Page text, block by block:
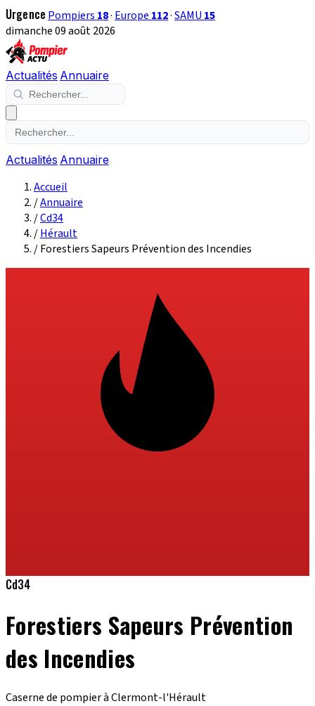
Urgence Pompiers 18· Europe 112·SAMU 15
dimanche 09 août 2026
Actualités Annuaire
Actualités Annuaire
Accueil
/Annuaire
/Cd34
/Hérault
/Forestiers Sapeurs Prévention des Incendies
Cd34
Forestiers Sapeurs Prévention
des Incendies
Caserne de pompier à Clermont-l'Hérault